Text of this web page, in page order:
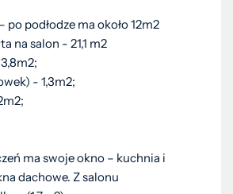
po podłodze ma około 12m2
na salon - 21,1 m2
- 1,3m2;
ma swoje okno – kuchnia i
dachowe. Z salonu